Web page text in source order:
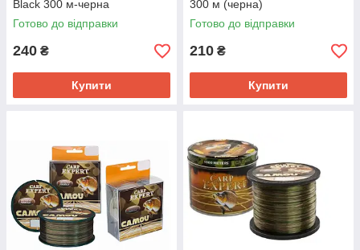
Black 300 м-черна
Готово до відправки
240 ₴
Купити
300 м (черна)
Готово до відправки
210 ₴
Купити